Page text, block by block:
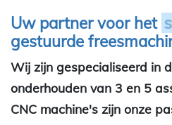
Uw partner voor het
gestuurde
Wij zijn gespecialiseerd in
onderhouden van 3 en 5
CNC machine's zijn onze